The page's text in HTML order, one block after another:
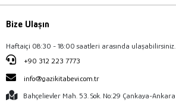
Bize Ulaşın
Haftaiçi 08:30 - 18:00 saatleri arasında ulaşabilirsiniz.
+90 312 223 7773
info@gazikitabevi.com.tr
Bahçelievler Mah. 53. Sok. No:29 Çankaya-Ankara